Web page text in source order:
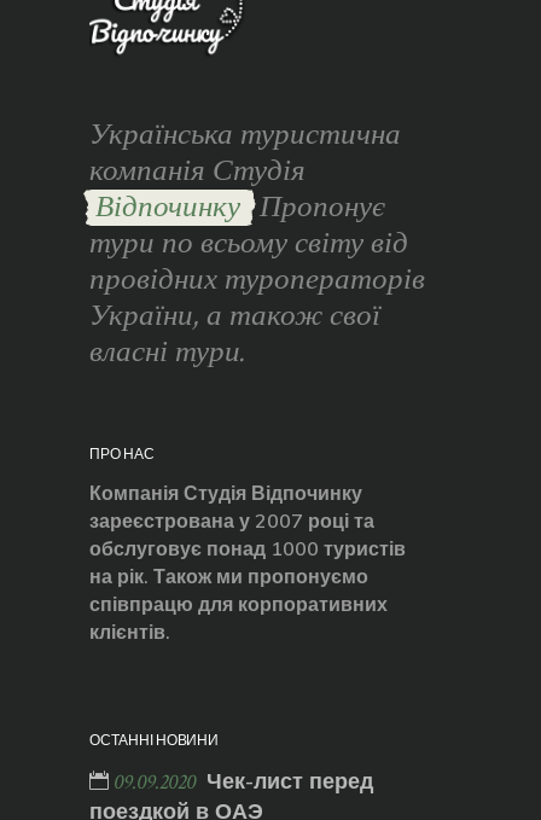
Українська туристична
компанія Студія
Відпочинку Пропонує
тури по всьому світу від
провідних туроператорів
України, а також свої
власні тури.
ПРО НАС
Компанія Студія Відпочинку
зареєстрована у 2007 році та
обслуговує понад 1000 туристів
на рік. Також ми пропонуємо
співпрацю для корпоративних
клієнтів.
ОСТАННІ НОВИНИ
09.09.2020 Чек-лист перед
поездкой в ОАЭ